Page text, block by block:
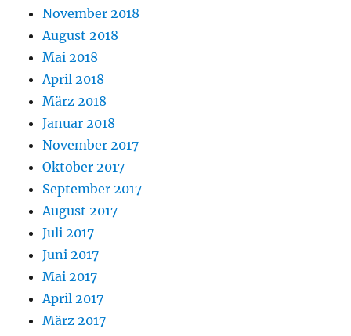
November 2018
August 2018
Mai 2018
April 2018
März 2018
Januar 2018
November 2017
Oktober 2017
September 2017
August 2017
Juli 2017
Juni 2017
Mai 2017
April 2017
März 2017